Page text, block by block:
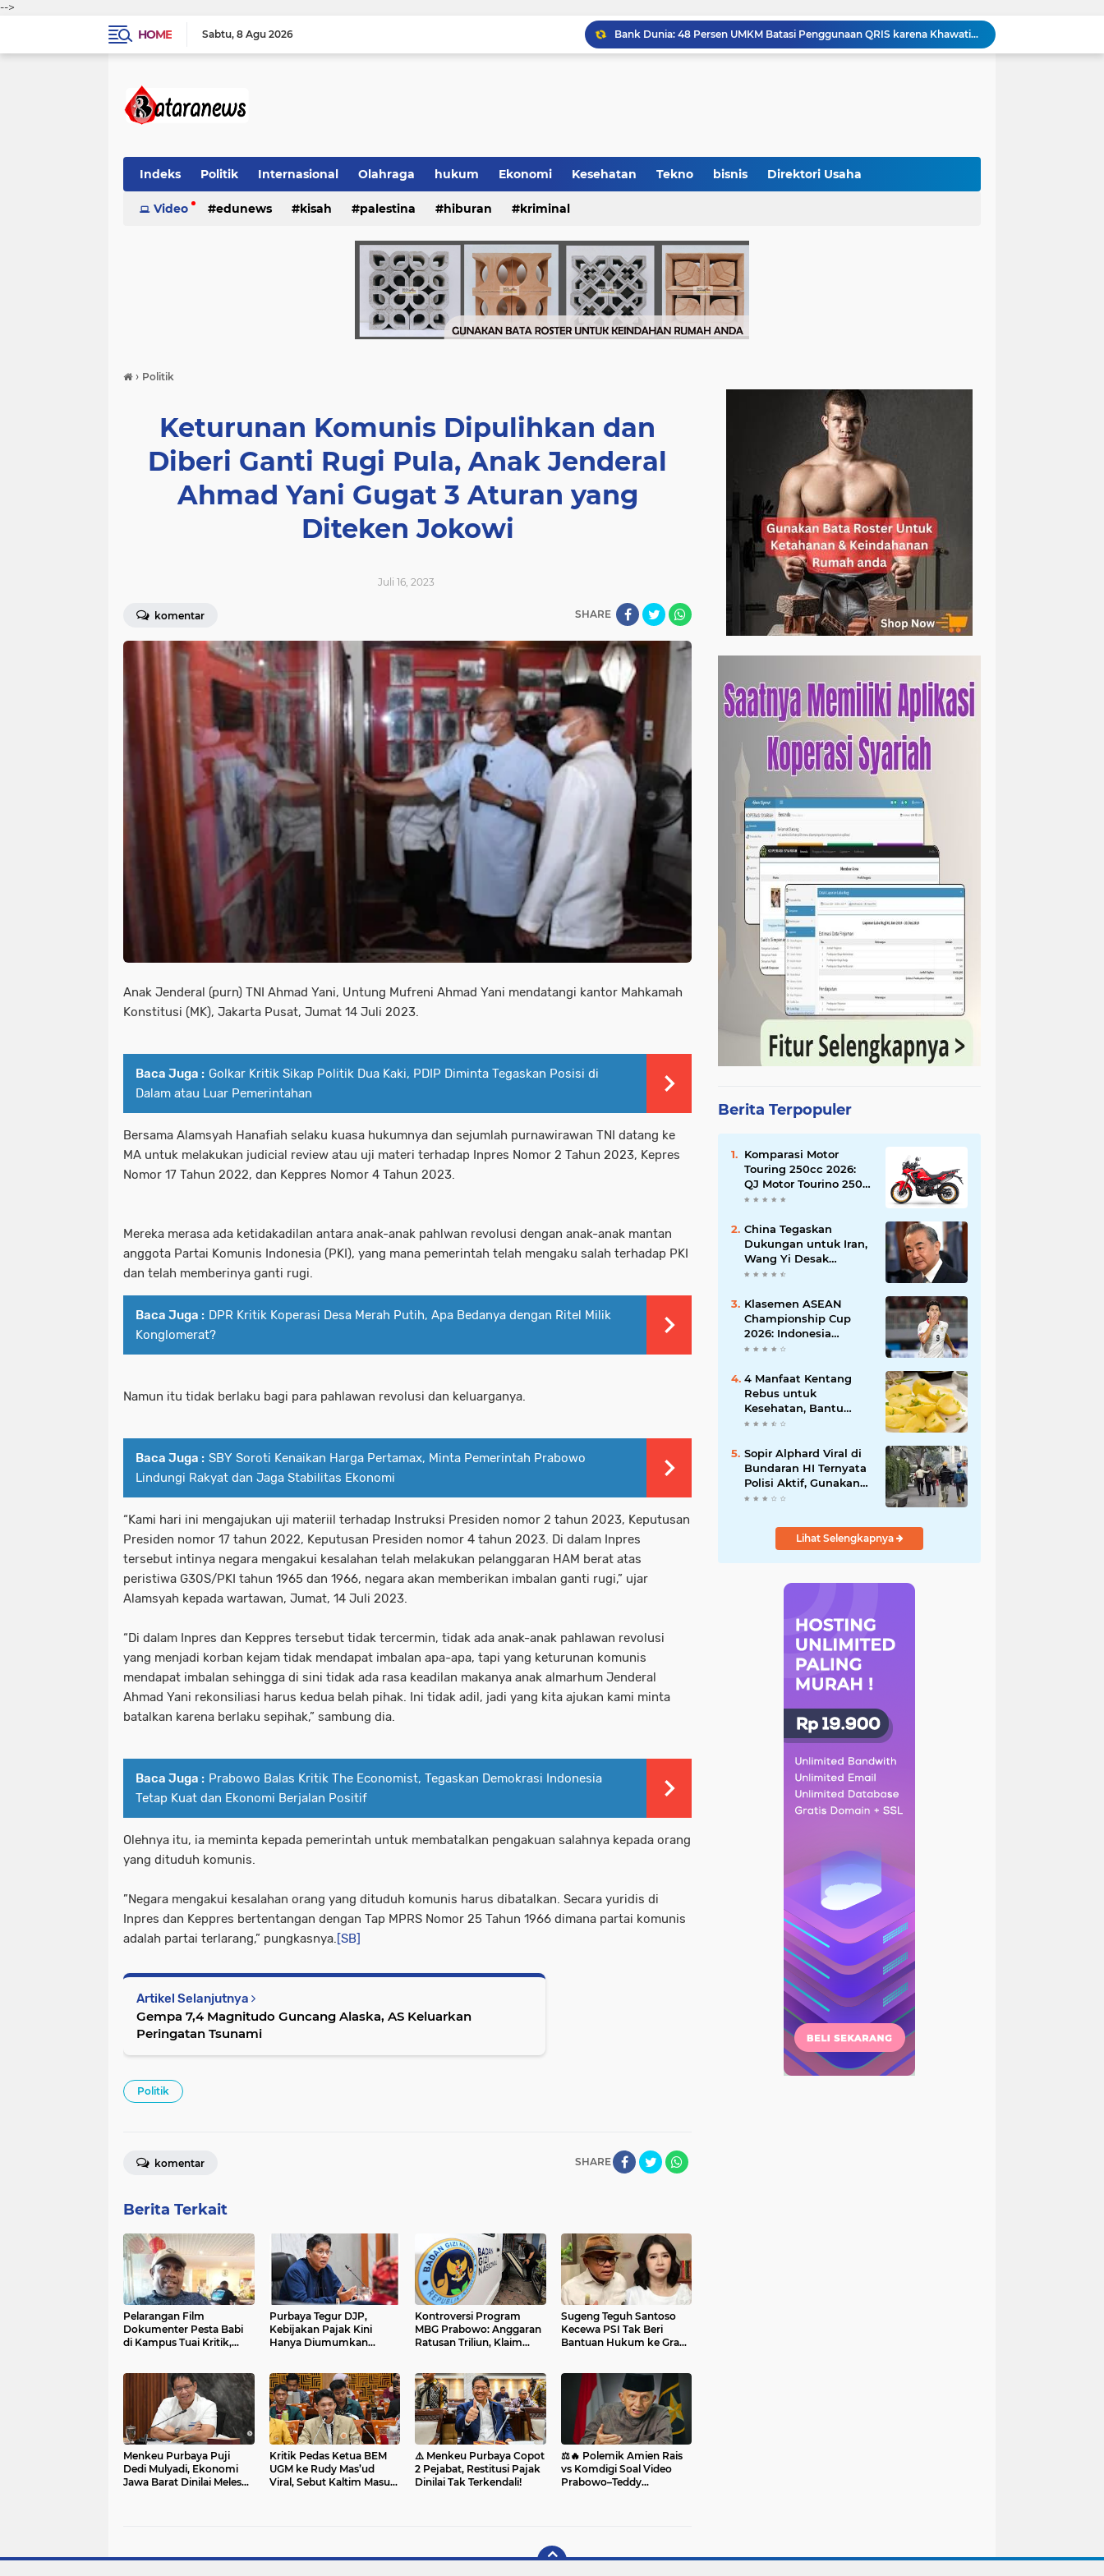
-->
HOME
Sabtu 8 Agu 2026
Terungkap! Satpam Tewas Terborgol di Waduk Jatiluhur Sempat Kirim Foto Lama ke Istri, Dedi Mulyadi Soroti Kejanggalan
Klasemen ASEAN Championship Cup 2026: Indonesia Menang 5-1, Mitchell Baker Hattrick dan Puncaki Top Skor
Studi Ungkap Hampir 270 Ribu Warga Israel Tinggalkan Negaranya Sejak 2023, Akademisi Sebut Situasi Mengkhawatirkan
Indeks Politik Internasional Olahraga hukum Ekonomi Kesehatan Tekno bisnis Direktori Usaha
Video edunews kisah palestina hiburan kriminal
› Politik
Keturunan Komunis Dipulihkan dan
Diberi Ganti Rugi Pula, Anak Jenderal
Ahmad Yani Gugat 3 Aturan yang
Diteken Jokowi
Juli 16, 2023
komentar SHARE
Anak Jenderal (purn) TNI Ahmad Yani, Untung Mufreni Ahmad Yani mendatangi kantor Mahkamah
Konstitusi (MK), Jakarta Pusat, Jumat 14 Juli 2023.
Baca Juga : Golkar Kritik Sikap Politik Dua Kaki, PDIP Diminta Tegaskan Posisi di
Dalam atau Luar Pemerintahan
Bersama Alamsyah Hanafiah selaku kuasa hukumnya dan sejumlah purnawirawan TNI datang ke
MA untuk melakukan judicial review atau uji materi terhadap Inpres Nomor 2 Tahun 2023, Kepres
Nomor 17 Tahun 2022, dan Keppres Nomor 4 Tahun 2023.
Mereka merasa ada ketidakadilan antara anak-anak pahlwan revolusi dengan anak-anak mantan
anggota Partai Komunis Indonesia (PKI), yang mana pemerintah telah mengaku salah terhadap PKI
dan telah memberinya ganti rugi.
Baca Juga : DPR Kritik Koperasi Desa Merah Putih, Apa Bedanya dengan Ritel Milik
Konglomerat?
Namun itu tidak berlaku bagi para pahlawan revolusi dan keluarganya.
Baca Juga : SBY Soroti Kenaikan Harga Pertamax, Minta Pemerintah Prabowo
Lindungi Rakyat dan Jaga Stabilitas Ekonomi
“Kami hari ini mengajukan uji materiil terhadap Instruksi Presiden nomor 2 tahun 2023, Keputusan
Presiden nomor 17 tahun 2022, Keputusan Presiden nomor 4 tahun 2023. Di dalam Inpres
tersebut intinya negara mengakui kesalahan telah melakukan pelanggaran HAM berat atas
peristiwa G30S/PKI tahun 1965 dan 1966, negara akan memberikan imbalan ganti rugi,” ujar
Alamsyah kepada wartawan, Jumat, 14 Juli 2023.
“Di dalam Inpres dan Keppres tersebut tidak tercermin, tidak ada anak-anak pahlawan revolusi
yang menjadi korban kejam tidak mendapat imbalan apa-apa, tapi yang keturunan komunis
mendapat imbalan sehingga di sini tidak ada rasa keadilan makanya anak almarhum Jenderal
Ahmad Yani rekonsiliasi harus kedua belah pihak. Ini tidak adil, jadi yang kita ajukan kami minta
batalkan karena berlaku sepihak,” sambung dia.
Baca Juga : Prabowo Balas Kritik The Economist, Tegaskan Demokrasi Indonesia
Tetap Kuat dan Ekonomi Berjalan Positif
Olehnya itu, ia meminta kepada pemerintah untuk membatalkan pengakuan salahnya kepada orang
yang dituduh komunis.
”Negara mengakui kesalahan orang yang dituduh komunis harus dibatalkan. Secara yuridis di
Inpres dan Keppres bertentangan dengan Tap MPRS Nomor 25 Tahun 1966 dimana partai komunis
adalah partai terlarang,” pungkasnya.[SB]
Artikel Selanjutnya
Gempa 7,4 Magnitudo Guncang Alaska, AS Keluarkan
Peringatan Tsunami
Politik
SHARE
komentar
Berita Terkait
Pelarangan Film
Dokumenter Pesta Babi
di Kampus Tuai Kritik,
Purbaya Tegur DJP,
Kebijakan Pajak Kini
Hanya Diumumkan
Kontroversi Program
MBG Prabowo: Anggaran
Ratusan Triliun, Klaim
Sugeng Teguh Santoso
Kecewa PSI Tak Beri
Bantuan Hukum ke Grace
Menkeu Purbaya Puji
Dedi Mulyadi, Ekonomi
Jawa Barat Dinilai Melesat
Kritik Pedas Ketua BEM
UGM ke Rudy Mas’ud
Viral, Sebut Kaltim Masuk
⚠️ Menkeu Purbaya Copot
2 Pejabat, Restitusi Pajak
Dinilai Tak Terkendali!
⚖️🔥 Polemik Amien Rais
vs Komdigi Soal Video
Prabowo–Teddy
Berita Terpopuler
Komparasi Motor
Touring 250cc 2026:
QJ Motor Tourino 250
DX, Suzuki V-Strom
Versys-X 250?
China Tegaskan
Dukungan untuk Iran,
Wang Yi Desak
Perdamaian Timur
Ketegangan dengan
AS
Klasemen ASEAN
Championship Cup
2026: Indonesia
Menang 5-1, Mitchell
Puncaki Top Skor
4 Manfaat Kentang
Rebus untuk
Kesehatan, Bantu
Turunkan Berat Badan
Pencernaan
Sopir Alphard Viral di
Bundaran HI Ternyata
Polisi Aktif, Gunakan
Pelat Palsu dan Kena
Lihat Selengkapnya